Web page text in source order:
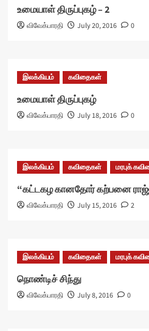
உமையாள் திருப்புகழ் – 2
விவேக்பாரதி July 20, 2016 0
இலக்கியம் கவிதைகள்
உமையாள் திருப்புகழ்
விவேக்பாரதி July 18, 2016 0
இலக்கியம் கவிதைகள் மரபுக்
“கட்டகழ கானதோர் கற்பனை
விவேக்பாரதி July 15, 2016 2
இலக்கியம் கவிதைகள் மரபுக்
நொண்டிச் சிந்து
விவேக்பாரதி July 8, 2016 0